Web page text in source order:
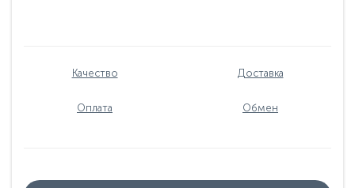
Качество Доставка
Оплата Обмен